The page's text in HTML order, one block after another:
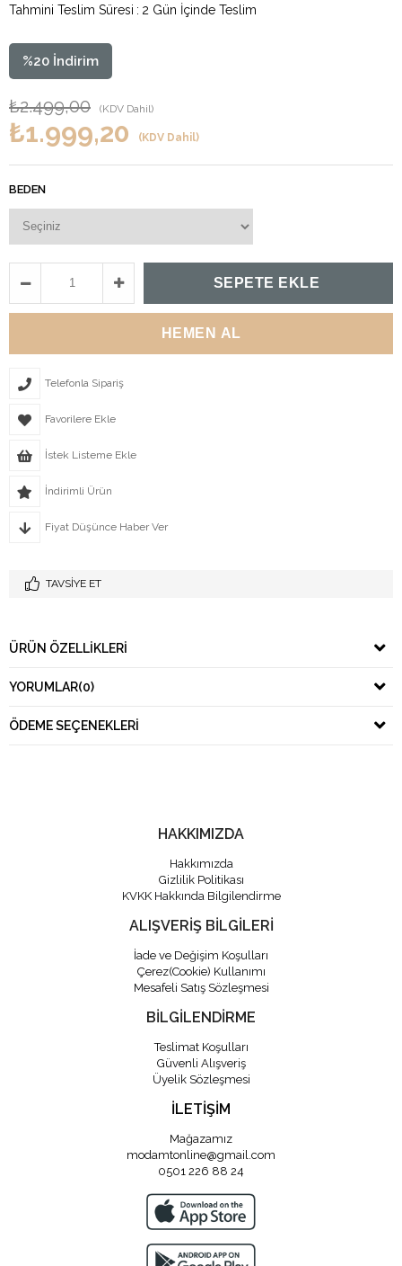
Tahmini Teslim Süresi : 2 Gün İçinde Teslim
%20 İndirim
₺2.499,00 (KDV Dahil)
₺1.999,20 (KDV Dahil)
BEDEN
Telefonla Sipariş
Favorilere Ekle
İstek Listeme Ekle
İndirimli Ürün
Fiyat Düşünce Haber Ver
TAVSIYE ET
ÜRÜN ÖZELLIKLERI
YORUMLAR(0)
ÖDEME SEÇENEKLERI
HAKKIMIZDA
Hakkımızda
Gizlilik Politikası
KVKK Hakkında Bilgilendirme
ALIŞVERİŞ BİLGİLERİ
İade ve Değişim Koşulları
Çerez(Cookie) Kullanımı
Mesafeli Satış Sözleşmesi
BİLGİLENDİRME
Teslimat Koşulları
Güvenli Alışveriş
Üyelik Sözleşmesi
İLETİŞİM
Mağazamız
modamtonline@gmail.com
0501 226 88 24